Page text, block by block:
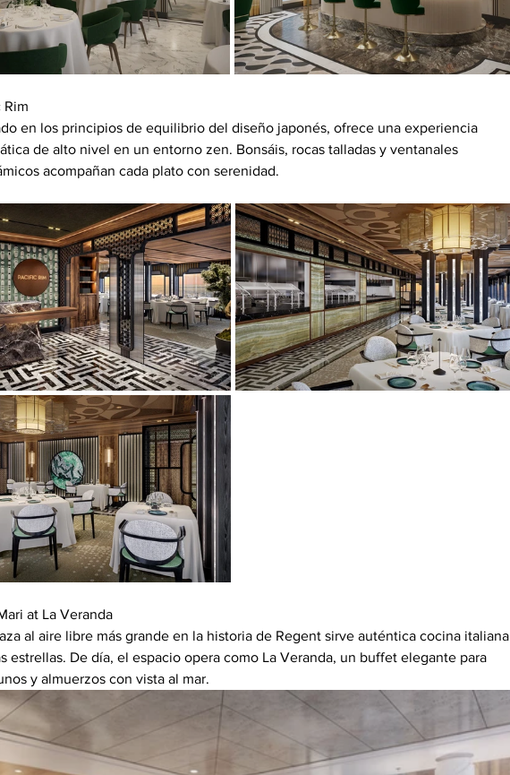
Rim
en los principios de equilibrio del diseño japonés, ofrece una experiencia
de alto nivel en un entorno zen. Bonsáis, rocas talladas y ventanales
acompañan cada plato con serenidad.
at La Veranda
al aire libre más grande en la historia de Regent sirve auténtica cocina italiana
estrellas. De día, el espacio opera como La Veranda, un buffet elegante para
y almuerzos con vista al mar.